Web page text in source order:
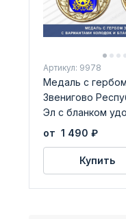
Артикул: 9978
Медаль с
Звенигово
Эл с бланком
от 1 490 ₽
Купить